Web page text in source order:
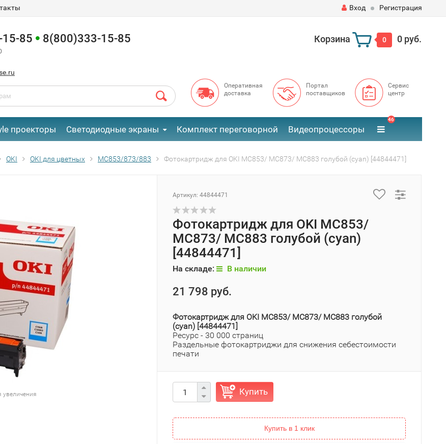
Вход Регистрация
85 8(800)333-15-85 Корзина 0 0 руб.
Оперативная
доставка
Портал
поставщиков
Сервис
центр
проекторы Светодиодные экраны Комплект переговорной Видеопроцессоры
46
OKI OKI для цветных MC853/873/883 Фотокартридж для OKI MC853/ MC873/ MC883 голубой (cyan) [44844471]
увеличения
Артикул: 44844471
Фотокартридж для OKI MC853/
MC873/ MC883 голубой (cyan)
[44844471]
На складе: В наличии
21 798 руб.
Фотокартридж для OKI MC853/ MC873/ MC883 голубой
(cyan) [44844471]
Ресурс - 30 000 страниц
Раздельные фотокартриджи для снижения себестоимости
печати
Купить
Купить в 1 клик